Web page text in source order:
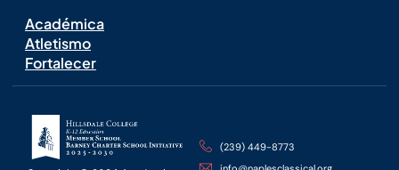
Académica
Atletismo
Fortalecer
(239) 449-8773